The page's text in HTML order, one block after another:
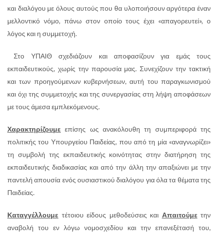
και διαλόγου με όλους αυτούς που θα υλοποιήσουν αργότερα έναν
μελλοντικό νόμο, πάνω στον οποίο τους έχει «απαγορευτεί», ο
λόγος και η συμμετοχή.
Στο ΥΠΑΙΘ σχεδιάζουν και αποφασίζουν για εμάς τους
εκπαιδευτικούς, χωρίς την παρουσία μας. Συνεχίζουν την τακτική
και των προηγούμενων κυβερνήσεων, αυτή του παραγκωνισμού
και όχι της συμμετοχής και της συνεργασίας στη λήψη αποφάσεων
με τους άμεσα εμπλεκόμενους.
Χαρακτηρίζουμε επίσης ως ανακόλουθη τη συμπεριφορά της
πολιτικής του Υπουργείου Παιδείας, που από τη μία «αναγνωρίζει»
τη συμβολή της εκπαιδευτικής κοινότητας στην διατήρηση της
εκπαιδευτικής διαδικασίας και από την άλλη την απαξιώνει με την
παντελή απουσία ενός ουσιαστικού διαλόγου για όλα τα θέματα της
Παιδείας.
Καταγγέλλουμε τέτοιου είδους μεθοδεύσεις και Απαιτούμε την
αναβολή του εν λόγω νομοσχεδίου και την επανεξέτασή του,